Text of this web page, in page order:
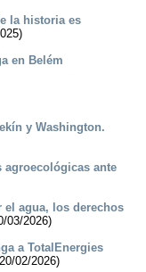
la historia es
en Belém
y Washington.
agroecológicas ante
el agua, los derechos
03/2026)
a TotalEnergies
02/2026)